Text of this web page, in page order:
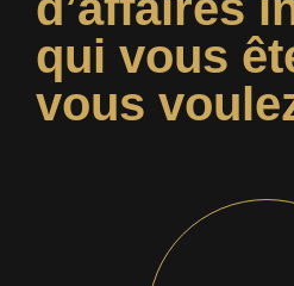
qui vous
vous